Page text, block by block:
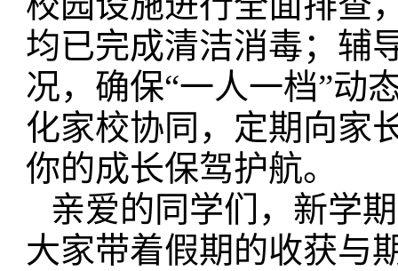
均已完成清洁消毒；辅
况，确保“一人一档”动
化家校协同，定期向家
你的成长保驾护航。
亲爱的同学们，新学
大家带着假期的收获与